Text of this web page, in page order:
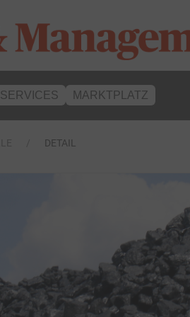
SERVICES MARKTPLATZ
DETAIL